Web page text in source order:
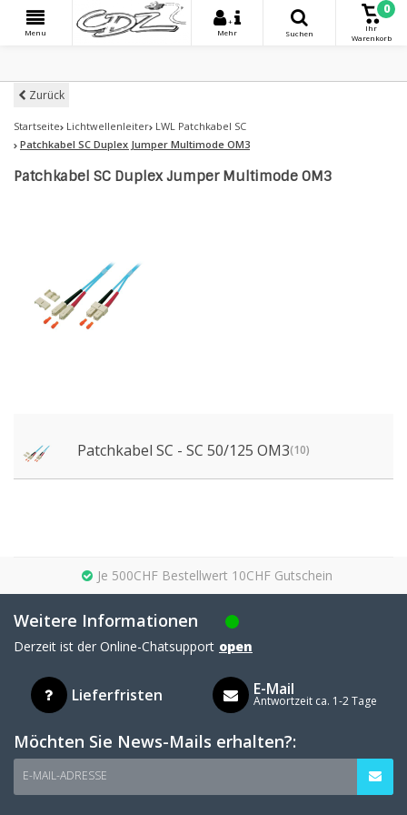
Menu
+
Mehr
Suchen
0
Ihr
Warenkorb
Zurück
Startseite Lichtwellenleiter LWL Patchkabel SC
Patchkabel SC Duplex Jumper Multimode OM3
Patchkabel SC Duplex Jumper Multimode OM3
Patchkabel SC - SC 50/125 OM3(10)
Je 500CHF Bestellwert 10CHF Gutschein
Weitere Informationen
Derzeit ist der Online-Chatsupport open
Lieferfristen E-Mail
Antwortzeit ca. 1-2 Tage
Möchten Sie News-Mails erhalten?:
E-MAIL-ADRESSE